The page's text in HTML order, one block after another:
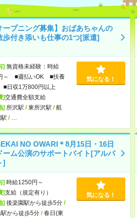
ープニング募集】おばあちゃんの
歩付き添いも仕事の1つ[派遣]
]無資格未経験：時給
～ ■週払いOK ■扶養
日収1万800円以上
]交通費全額支給
]所沢駅 /東所沢駅 /航
/
気になる！
NO OWARI＊8月15日・16日
ーム公演のサポートバイト[アルバ
]
]時給1250円～
]支給（規定有り）
]後楽園駅から徒歩5分/
から徒歩5分/春日(東
気になる！